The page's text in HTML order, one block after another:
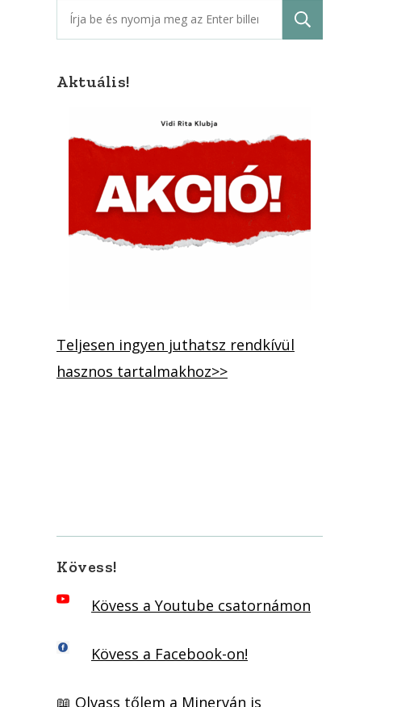
Keresés:
Aktuális!
Teljesen ingyen juthatsz rendkívül
hasznos tartalmakhoz>>
Kövess!
Kövess a Youtube csatornámon
Kövess a Facebook-on!
📖 Olvass tőlem a Minerván is